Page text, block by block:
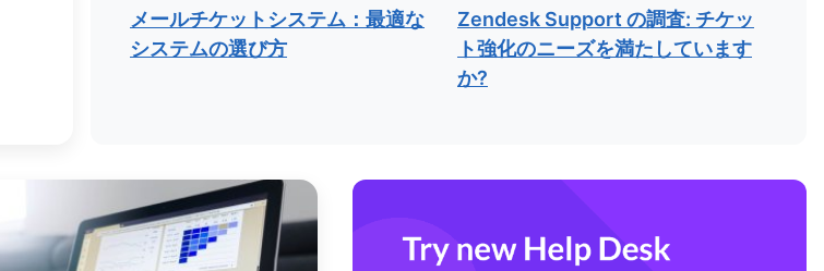
メールチケットシステム：最適な
システムの選び方
Zendesk Support の調査: チケッ
ト強化のニーズを満たしています
か?